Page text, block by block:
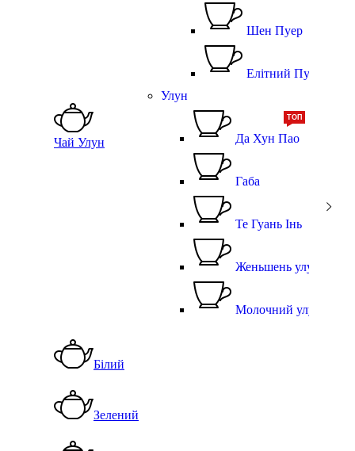
Шен Пуер
Елітний Пуер
Чай Улун
Улун
Да Хун Пао
ТОП
Габа
Те Гуань Інь
Женьшень улун
Молочний улун
Білий
Зелений